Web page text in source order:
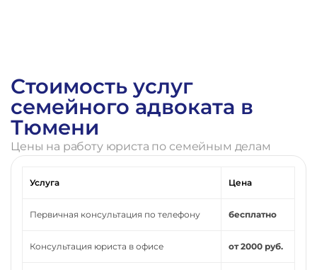
Стоимость услуг
семейного адвоката в
Тюмени
Цены на работу юриста по семейным делам
Услуга Цена
Первичная консультация по телефону бесплатно
Консультация юриста в офисе от 2000 руб.